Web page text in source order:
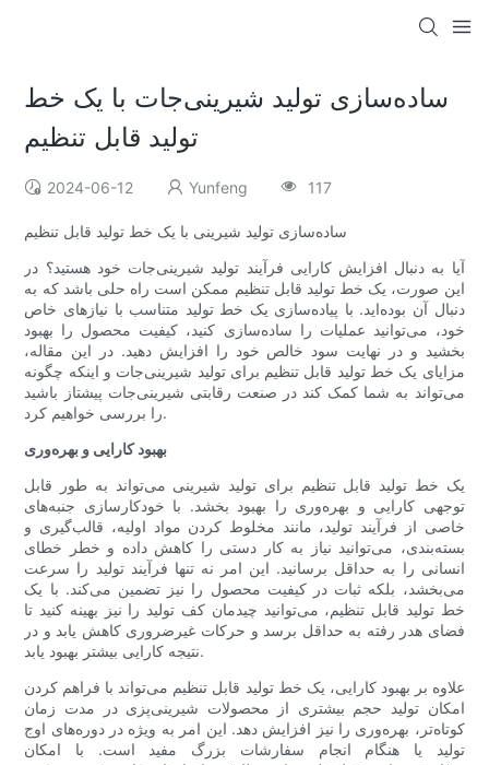
ساده‌سازی تولید شیرینی‌جات با یک خط
تولید قابل تنظیم
2024-06-12 Yunfeng 117
ساده‌سازی تولید شیرینی با یک خط تولید قابل تنظیم
آیا به دنبال افزایش کارایی فرآیند تولید شیرینی‌جات خود هستید؟ در
این صورت، یک خط تولید قابل تنظیم ممکن است راه حلی باشد که به
دنبال آن بوده‌اید. با پیاده‌سازی یک خط تولید متناسب با نیازهای خاص
خود، می‌توانید عملیات را ساده‌سازی کنید، کیفیت محصول را بهبود
بخشید و در نهایت سود خالص خود را افزایش دهید. در این مقاله،
مزایای یک خط تولید قابل تنظیم برای تولید شیرینی‌جات و اینکه چگونه
می‌تواند به شما کمک کند در صنعت رقابتی شیرینی‌جات پیشتاز باشید
را بررسی خواهیم کرد.
بهبود کارایی و بهره‌وری
یک خط تولید قابل تنظیم برای تولید شیرینی می‌تواند به طور قابل
توجهی کارایی و بهره‌وری را بهبود بخشد. با خودکارسازی جنبه‌های
خاصی از فرآیند تولید، مانند مخلوط کردن مواد اولیه، قالب‌گیری و
بسته‌بندی، می‌توانید نیاز به کار دستی را کاهش داده و خطر خطای
انسانی را به حداقل برسانید. این امر نه تنها فرآیند تولید را سرعت
می‌بخشد، بلکه ثبات در کیفیت محصول را نیز تضمین می‌کند. با یک
خط تولید قابل تنظیم، می‌توانید چیدمان کف تولید را نیز بهینه کنید تا
فضای هدر رفته به حداقل برسد و حرکات غیرضروری کاهش یابد و در
نتیجه کارایی بیشتر بهبود یابد.
علاوه بر بهبود کارایی، یک خط تولید قابل تنظیم می‌تواند با فراهم کردن
امکان تولید حجم بیشتری از محصولات شیرینی‌پزی در مدت زمان
کوتاه‌تر، بهره‌وری را نیز افزایش دهد. این امر به ویژه در دوره‌های اوج
تولید یا هنگام انجام سفارشات بزرگ مفید است. با امکان